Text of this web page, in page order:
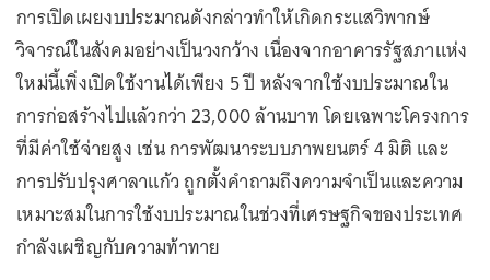
การเปิดเผยงบประมาณดังกล่าวทำให้เกิดกระแสวิพากษ์
วิจารณ์ในสังคมอย่างเป็นวงกว้าง เนื่องจากอาคารรัฐสภาแห่ง
ใหม่นี้เพิ่งเปิดใช้งานได้เพียง 5 ปี หลังจากใช้งบประมาณใน
การก่อสร้างไปแล้วกว่า 23,000 ล้านบาท โดยเฉพาะโครงการ
ที่มีค่าใช้จ่ายสูง เช่น การพัฒนาระบบภาพยนตร์ 4 มิติ และ
การปรับปรุงศาลาแก้ว ถูกตั้งคำถามถึงความจำเป็นและความ
เหมาะสมในการใช้งบประมาณในช่วงที่เศรษฐกิจของประเทศ
กำลังเผชิญกับความท้าทาย